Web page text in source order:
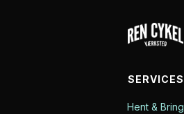
SERVICES
Hent & Bring